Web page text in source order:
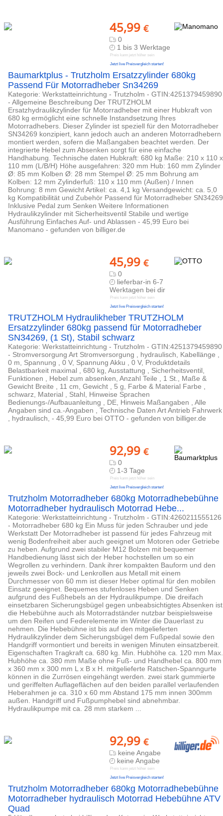
45,99 €
0
1 bis 3 Werktage
Preis kann jetzt höher sein
Jetzt live Preisvergleich starten!
Baumarktplus - Trutzholm Ersatzzylinder 680kg
Passend Für Motorradheber Sn34269
Kategorie: Werkstatteinrichtung - Trutzholm - GTIN:4251379459890
- Allgemeine Beschreibung Der TRUTZHOLM
Ersatzhydraulikzylinder für Motorradheber mit einer Hubkraft von
680 kg ermöglicht eine schnelle Instandsetzung Ihres
Motorradhebers. Dieser Zylinder ist speziell für den Motorradheber
SN34269 konzipiert, kann jedoch auch an anderen Motorradhebern
montiert werden, sofern die Maßangaben beachtet werden. Der
integrierte Hebel zum Absenken sorgt für eine einfache
Handhabung. Technische daten Hubkraft: 680 kg Maße: 210 x 110 x
110 mm (L/B/H) Höhe ausgefahren: 320 mm Hub: 160 mm Zylinder
Ø: 85 mm Kolben Ø: 28 mm Stempel Ø: 25 mm Bohrung am
Kolben: 12 mm Zylinderfuß: 110 x 110 mm (Außen) / Innen
Bohrung: 8 mm Gewicht Artikel: ca. 4,1 kg Versandgewicht: ca. 5,0
kg Kompatibilität und Zubehör Passend für Motorradheber SN34269
Inklusive Pedal zum Senken Weitere Informationen
Hydraulikzylinder mit Sicherheitsventil Stabile und wertige
Ausführung Einfaches Auf- und Ablassen - 45,99 Euro bei
Manomano - gefunden von billiger.de
45,99 €
0
lieferbar-in 6-7
Werktagen bei dir
Preis kann jetzt höher sein
Jetzt live Preisvergleich starten!
TRUTZHOLM Hydraulikheber TRUTZHOLM
Ersatzzylinder 680kg passend für Motorradheber
SN34269, (1 St), Stabil schwarz
Kategorie: Werkstatteinrichtung - Trutzholm - GTIN:4251379459890
- Stromversorgung Art Stromversorgung , hydraulisch, Kabellänge ,
0 m, Spannung , 0 V, Spannung Akku , 0 V, Produktdetails
Belastbarkeit maximal , 680 kg, Ausstattung , Sicherheitsventil,
Funktionen , Hebel zum absenken, Anzahl Teile , 1 St., Maße &
Gewicht Breite , 11 cm, Gewicht , 5 g, Farbe & Material Farbe ,
schwarz, Material , Stahl, Hinweise Sprachen
Bedienungs-/Aufbauanleitung , DE, Hinweis Maßangaben , Alle
Angaben sind ca.-Angaben , Technische Daten Art Antrieb Fahrwerk
, hydraulisch, - 45,99 Euro bei OTTO - gefunden von billiger.de
92,99 €
0
1-3 Tage
Preis kann jetzt höher sein
Jetzt live Preisvergleich starten!
Trutzholm Motorradheber 680kg Motorradhebebühne
Motorradheber hydraulisch Motorrad Hebe...
Kategorie: Werkstatteinrichtung - Trutzholm - GTIN:4260211555126
- Motorradheber 680 kg Ein Muss für jeden Schrauber und jede
Werkstatt Der Motorradheber ist passend für jedes Fahrzeug mit
wenig Bodenfreiheit aber auch geeignet um Motoren oder Getriebe
zu heben. Aufgrund zwei stabiler M12 Bolzen mit bequemer
Handbedienung lässt sich der Heber hochstellen um so ein
Wegrollen zu verhindern. Dank ihrer kompakten Bauform und den
jeweils zwei Bock- und Lenkrollen aus Metall mit einem
Durchmesser von 60 mm ist dieser Heber optimal für den mobilen
Einsatz geeignet. Bequemes stufenloses Heben und Senken
aufgrund des Fußhebels an der Hydraulikpumpe. Die dreifach
einsetzbaren Sicherungsbügel gegen unbeabsichtigtes Absenken ist
die Hebebühne auch als Motorradständer nutzbar beispielsweise
um den Reifen und Federelemente im Winter die Dauerlast zu
nehmen. Die Hebebühne ist bis auf den mitgelieferten
Hydraulikzylinder dem Sicherungsbügel dem Fußpedal sowie den
Handgriff vormontiert und bereits in wenigen Minuten einsatzbereit.
Eigenschaften Tragkraft ca. 680 kg. Min. Hubhöhe ca. 120 mm Max.
Hubhöhe ca. 380 mm Maße ohne Fuß- und Handhebel ca. 800 mm
x 360 mm x 300 mm L x B x H. mitgelieferte Ratschen-Spanngurte
können in die Zurrösen eingehängt werden. zwei stark gummierte
und geriffelten Auflageflächen auf den beiden parallel verlaufenden
Heberahmen je ca. 310 x 60 mm Abstand 175 mm innen 300mm
außen. Handgriff und Fußpumphebel sind abnehmbar.
Hydraulikpumpe mit ca. 28 mm starkem ...
92,99 €
keine Angabe
keine Angabe
Preis kann jetzt höher sein
Jetzt live Preisvergleich starten!
Trutzholm Motorradheber 680kg Motorradhebebühne
Motorradheber hydraulisch Motorrad Hebebühne ATV
Quad